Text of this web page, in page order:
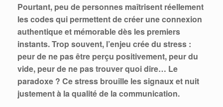
Pourtant, peu de personnes maîtrisent réellement
les codes qui permettent de créer une connexion
authentique et mémorable dès les premiers
instants. Trop souvent, l’enjeu crée du stress :
peur de ne pas être perçu positivement, peur du
vide, peur de ne pas trouver quoi dire… Le
paradoxe ? Ce stress brouille les signaux et nuit
justement à la qualité de la communication.